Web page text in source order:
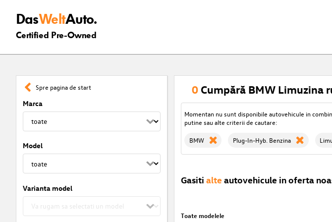
DasWeltAuto.
Certified Pre-Owned
Spre pagina de start
Marca
Model
Varianta model
0 Cumpără BMW Limuzina
Momentan nu sunt disponibile autovehicule in
putine sau alte criterii de cautare:
BMW Plug-In-Hyb. Benzina
Gasiti alte autovehicule in oferta
Toate modelele